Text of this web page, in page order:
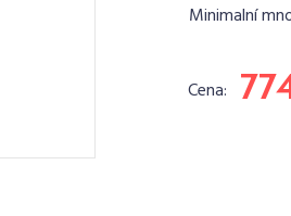
Minimalní
Cena: